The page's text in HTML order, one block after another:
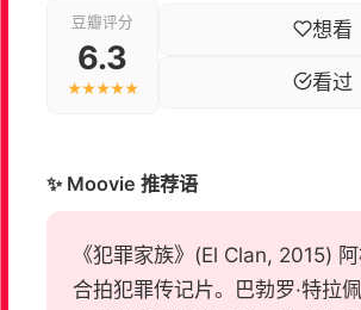
豆瓣评分
6.3
★★★★★
想看
看过
✨ Moovie 推荐语
《犯罪家族》(El Clan, 2015)
合拍犯罪传记片。巴勃罗·特拉佩